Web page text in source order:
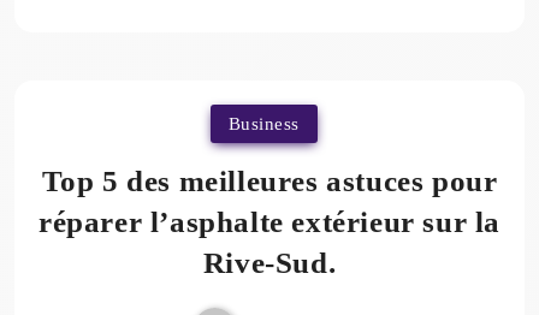
Business
Top 5 des meilleures astuces pour
réparer l’asphalte extérieur sur la
Rive-Sud.